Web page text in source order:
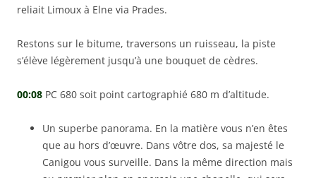
reliait Limoux à Elne via Prades.
Restons sur le bitume, traversons un ruisseau, la piste
s’élève légèrement jusqu’à une bouquet de cèdres.
00:08 PC 680 soit point cartographié 680 m d’altitude.
Un superbe panorama. En la matière vous n’en êtes
que au hors d’œuvre. Dans vôtre dos, sa majesté le
Canigou vous surveille. Dans la même direction mais